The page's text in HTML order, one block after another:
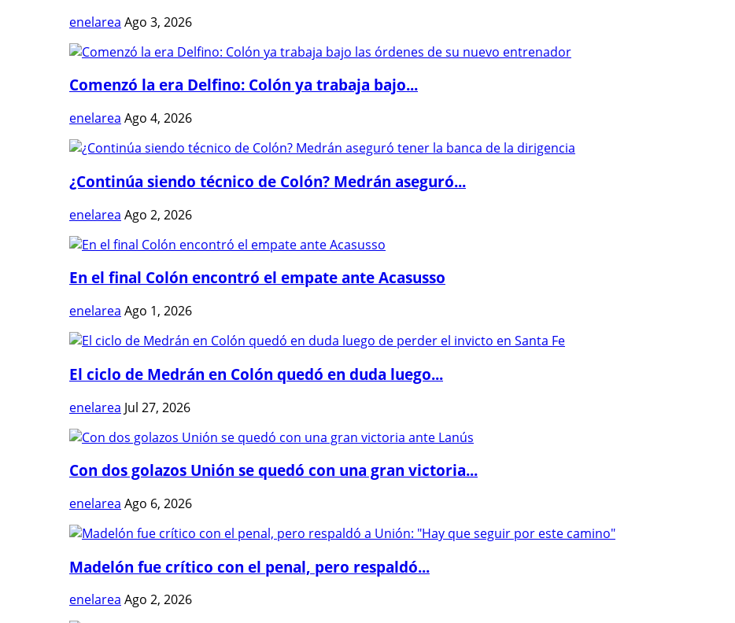
enelarea Ago 3, 2026
Comenzó la era Delfino: Colón ya trabaja bajo...
enelarea Ago 4, 2026
¿Continúa siendo técnico de Colón? Medrán aseguró...
enelarea Ago 2, 2026
En el final Colón encontró el empate ante Acasusso
enelarea Ago 1, 2026
El ciclo de Medrán en Colón quedó en duda luego...
enelarea Jul 27, 2026
Con dos golazos Unión se quedó con una gran victoria...
enelarea Ago 6, 2026
Madelón fue crítico con el penal, pero respaldó...
enelarea Ago 2, 2026